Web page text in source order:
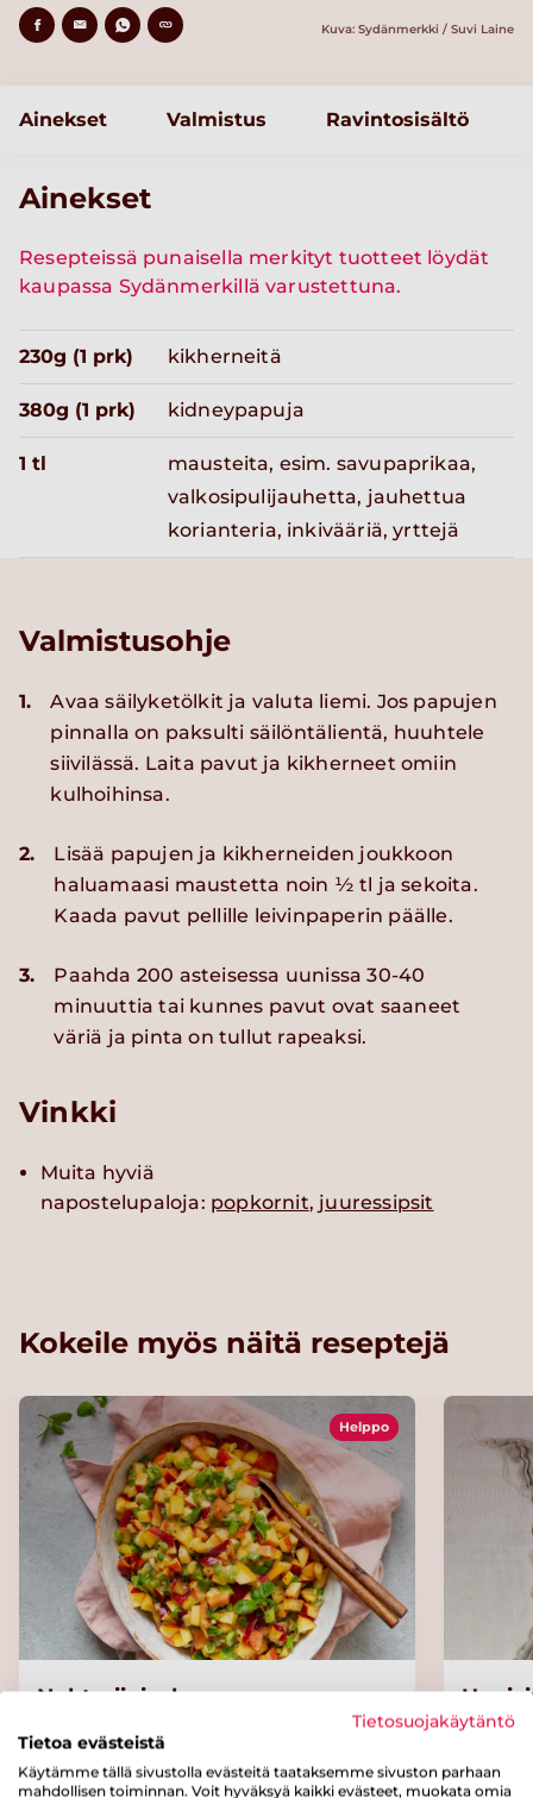
Kuva: Sydänmerkki / Suvi Laine
Ainekset Valmistus Ravintosisältö
Ainekset
Resepteissä punaisella merkityt tuotteet löydät
kaupassa Sydänmerkillä varustettuna.
230g (1 prk) kikherneitä
380g (1 prk) kidneypapuja
1 tl
mausteita, esim. savupaprikaa,
valkosipulijauhetta, jauhettua
korianteria, inkivääriä, yrttejä
Valmistusohje
1.
Avaa säilyketölkit ja valuta liemi. Jos papujen
pinnalla on paksulti säilöntälientä, huuhtele
siivilässä. Laita pavut ja kikherneet omiin
kulhoihinsa.
2.
Lisää papujen ja kikherneiden joukkoon
haluamaasi maustetta noin ½ tl ja sekoita.
Kaada pavut pellille leivinpaperin päälle.
3.
Paahda 200 asteisessa uunissa 30-40
minuuttia tai kunnes pavut ovat saaneet
väriä ja pinta on tullut rapeaksi.
Vinkki
Muita hyviä
napostelupaloja: popkornit, juuressipsit
Kokeile myös näitä reseptejä
Helppo
Nektariinisalsa
Tietosuojakäytäntö
Tietoa evästeistä
Käytämme tällä sivustolla evästeitä taataksemme sivuston parhaan
mahdollisen toiminnan. Voit hyväksyä kaikki evästeet, muokata omia